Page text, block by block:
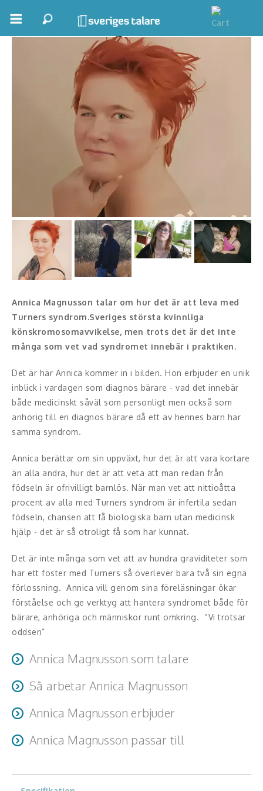
Inspirerande Föreläsare
Personlig utveckling, målsättning
Life Stories & Trivsel
Moderator, konferencier
Moderator
Workshopledare, facilitator
Radio och TV-profiler
Underhållning och event
Humoristiska föredrag
Komiker
Konst
Middagsunderhållning
Musiker
Something a Little Different
Underhållning
Effektivitet, framgång
Framtid, trender
Försäljning, marknadsföring, service,
kundfokus
organisationsutveckling
Annica Magnusson
Annica Magnusson talar om hur det är att leva med
Turners syndrom.Sveriges största kvinnliga
könskromosomavvikelse, men trots det är det inte
många som vet vad syndromet innebär i praktiken.
Det är här Annica kommer in i bilden. Hon erbjuder en unik
inblick i vardagen som diagnos bärare - vad det innebär
både medicinskt såväl som personligt men också som
anhörig till en diagnos bärare då ett av hennes barn har
samma syndrom.
Annica berättar om sin uppväxt, hur det är att vara kortare
än alla andra, hur det är att veta att man redan från
födseln är ofrivilligt barnlös. När man vet att nittioåtta
procent av alla med Turners syndrom är infertila sedan
födseln, chansen att få biologiska barn utan medicinsk
hjälp - det är så otroligt få som har kunnat.
Det är inte många som vet att av hundra graviditeter som
har ett foster med Turners så överlever bara två sin egna
förlossning. Annica vill genom sina föreläsningar ökar
förståelse och ge verktyg att hantera syndromet både för
bärare, anhöriga och människor runt omkring. “Vi trotsar
oddsen”
Annica Magnusson som talare
Jag är lugn, och jag förklarar väl och är sansad. Frågor är
välkomna att ställas efteråt. Tycker om diskussioner och
samtal kring ämnena.
Så arbetar Annica Magnusson
Annica har ingen fast mall på föreläsningen, det sker i
samråd med bokaren. Det kan vara dels om uppväxten
som hörselskadad eller hur det är att växa upp med
Annica Magnusson erbjuder
Jag erbjuder föreläsningar kring Turners syndrom och hur
det är att vara både diagnos bärare med Turners syndrom
Jag berättar även hur det är att vara hörselskadad och
Annica Magnusson passar till
vård och omsorg som behöver få en vidgad syn på vad